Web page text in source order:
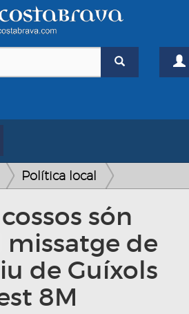
Política local
són
missatge de
de Guíxols
8M